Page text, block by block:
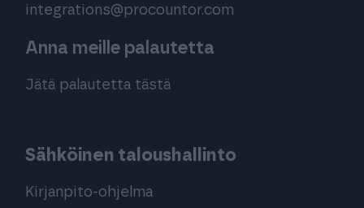
integrations@procountor.com
Anna meille palautetta
Jätä palautetta tästä
Sähköinen taloushallinto
Kirjanpito-ohjelma